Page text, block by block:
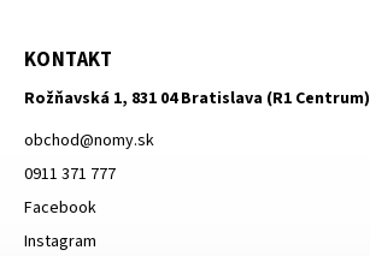
KONTAKT
Rožňavská 1, 831 04 Bratislava (R1 Centrum)
obchod@nomy.sk
0911 371 777
Facebook
Instagram